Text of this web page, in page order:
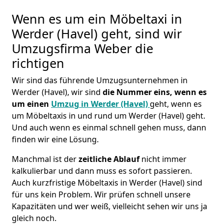
Wenn es um ein Möbeltaxi in
Werder (Havel) geht, sind wir
Umzugsfirma Weber die
richtigen
Wir sind das führende Umzugsunternehmen in
Werder (Havel), wir sind die Nummer eins, wenn es
um einen Umzug in Werder (Havel)geht, wenn es
um Möbeltaxis in und rund um Werder (Havel) geht.
Und auch wenn es einmal schnell gehen muss, dann
finden wir eine Lösung.
Manchmal ist derzeitliche Ablaufnicht immer
kalkulierbar und dann muss es sofort passieren.
Auch kurzfristige Möbeltaxis in Werder (Havel) sind
für uns kein Problem. Wir prüfen schnell unsere
Kapazitäten und wer weiß, vielleicht sehen wir uns ja
gleich noch.